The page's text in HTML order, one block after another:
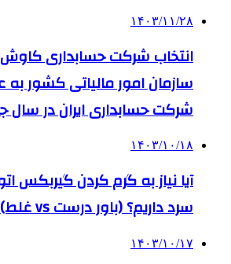
۱۴۰۳/۱۱/۲۸
انتخاب شرکت حسابداری
سازمان امور مالیاتی کشور به
شرکت حسابداری ایران در سال
۱۴۰۳/۱۰/۱۸
آیا نیاز به گرم کردن گیربکس
سرد داریم؟ (باور درست vs غلط)
۱۴۰۳/۱۰/۱۷